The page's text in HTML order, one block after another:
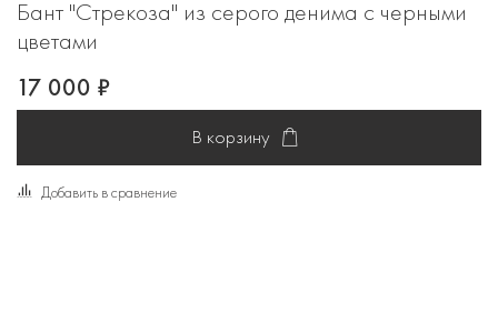
Бант "Стрекоза" из серого денима с черными
цветами
17 000 ₽
В корзину
Добавить в сравнение